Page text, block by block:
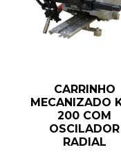
CARRINHO
MECANIZADO
200 COM
OSCILADOR
RADIAL